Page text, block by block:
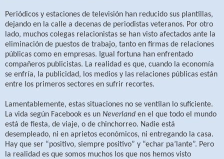
Periódicos y estaciones de televisión han reducido sus plantillas,
dejando en la calle a decenas de periodistas veteranos. Por otro
lado, muchos colegas relacionistas se han visto afectados ante la
eliminación de puestos de trabajo, tanto en firmas de relaciones
públicas como en empresas. Igual fortuna han enfrentado
compañeros publicistas. La realidad es que, cuando la economía
se enfría, la publicidad, los medios y las relaciones públicas están
entre los primeros sectores en sufrir recortes.
Lamentablemente, estas situaciones no se ventilan lo suficiente.
La vida según Facebook es un Neverland en el que todo el mundo
está de fiesta, de viaje, o de chinchorreo. Nadie está
desempleado, ni en aprietos económicos, ni entregando la casa.
Hay que ser “positivo, siempre positivo” y “echar pa’lante”. Pero
la realidad es que somos muchos los que nos hemos visto